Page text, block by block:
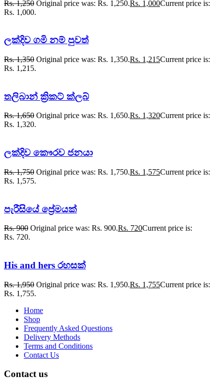
Rs.1,250 Original price was: Rs. 1,250.Rs. 1,000Current price is:
Rs. 1,000.
ලක්දිව ගමි නම් පුවත්
Rs.1,350 Original price was: Rs. 1,350.Rs. 1,215Current price is:
Rs. 1,215.
තලිබාන් ක්‍රිකට් ක්ලබ්
Rs.1,650 Original price was: Rs. 1,650.Rs. 1,320Current price is:
Rs. 1,320.
ලක්දිව කෞරව ජනයා
Rs.1,750 Original price was: Rs. 1,750.Rs. 1,575Current price is:
Rs. 1,575.
පැරීසියේ ප්‍රේමයක්
Rs.900 Original price was: Rs. 900.Rs. 720Current price is:
Rs. 720.
His and hers රහසක්
Rs.1,950 Original price was: Rs. 1,950.Rs. 1,755Current price is:
Rs. 1,755.
Home
Shop
Frequently Asked Questions
Delivery Methods
Terms and Conditions
Contact Us
Contact us